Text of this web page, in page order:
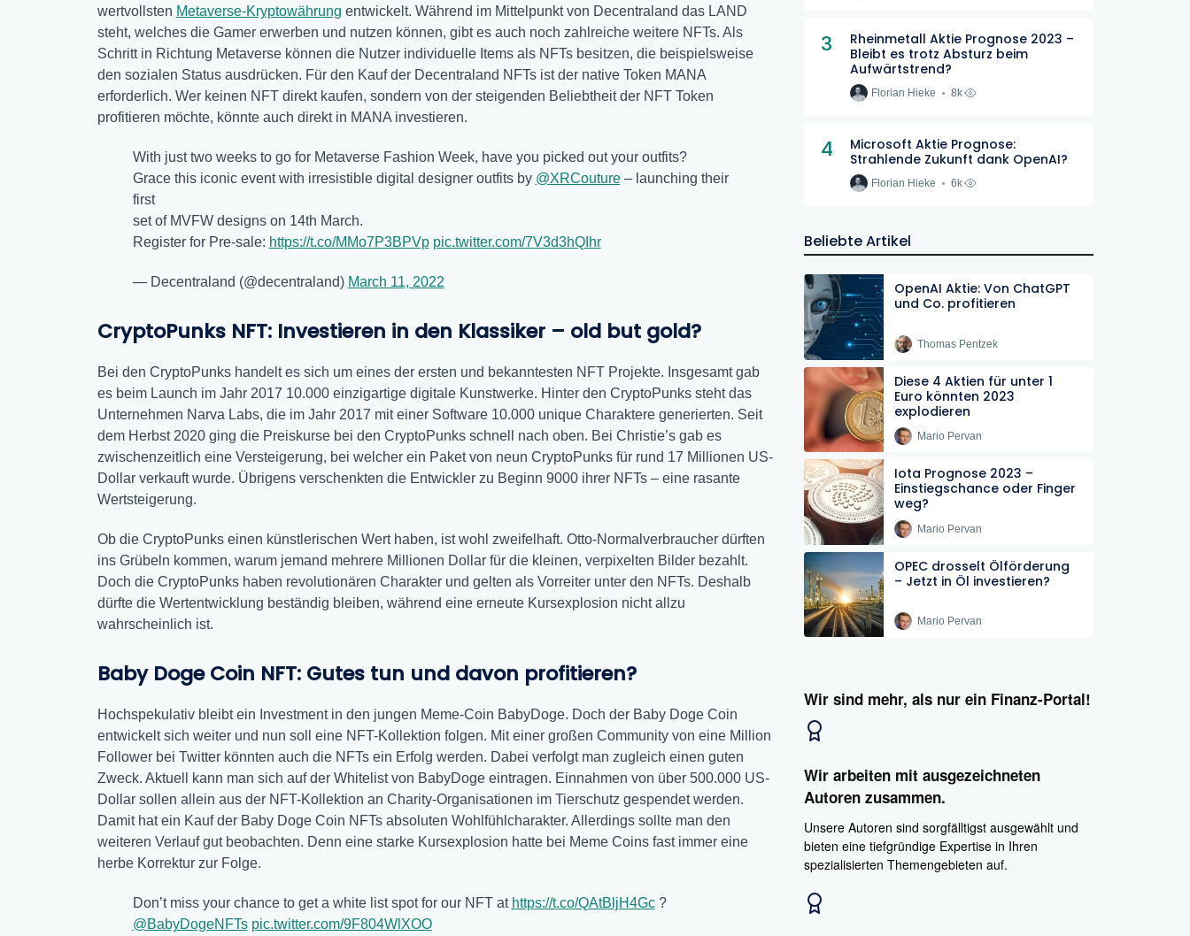
wertvollsten Metaverse-Kryptowährung entwickelt. Während im Mittelpunkt von Decentraland das LAND
steht, welches die Gamer erwerben und nutzen können, gibt es auch noch zahlreiche weitere NFTs. Als
Schritt in Richtung Metaverse können die Nutzer individuelle Items als NFTs besitzen, die beispielsweise
den sozialen Status ausdrücken. Für den Kauf der Decentraland NFTs ist der native Token MANA
erforderlich. Wer keinen NFT direkt kaufen, sondern von der steigenden Beliebtheit der NFT Token
profitieren möchte, könnte auch direkt in MANA investieren.
With just two weeks to go for Metaverse Fashion Week, have you picked out your outfits?
Grace this iconic event with irresistible digital designer outfits by @XRCouture– launching their
first
set of MVFW designs on 14th March.
Register for Pre-sale: https://t.co/MMo7P3BPVp pic.twitter.com/7V3d3hQIhr
— Decentraland (@decentraland) March 11, 2022
CryptoPunks NFT: Investieren in den Klassiker – old but gold?
Bei den CryptoPunks handelt es sich um eines der ersten und bekanntesten NFT Projekte. Insgesamt gab
es beim Launch im Jahr 2017 10.000 einzigartige digitale Kunstwerke. Hinter den CryptoPunks steht das
Unternehmen Narva Labs, die im Jahr 2017 mit einer Software 10.000 unique Charaktere generierten. Seit
dem Herbst 2020 ging die Preiskurse bei den CryptoPunks schnell nach oben. Bei Christie’s gab es
zwischenzeitlich eine Versteigerung, bei welcher ein Paket von neun CryptoPunks für rund 17 Millionen US-
Dollar verkauft wurde. Übrigens verschenkten die Entwickler zu Beginn 9000 ihrer NFTs – eine rasante
Wertsteigerung.
Ob die CryptoPunks einen künstlerischen Wert haben, ist wohl zweifelhaft. Otto-Normalverbraucher dürften
ins Grübeln kommen, warum jemand mehrere Millionen Dollar für die kleinen, verpixelten Bilder bezahlt.
Doch die CryptoPunks haben revolutionären Charakter und gelten als Vorreiter unter den NFTs. Deshalb
dürfte die Wertentwicklung beständig bleiben, während eine erneute Kursexplosion nicht allzu
wahrscheinlich ist.
Baby Doge Coin NFT: Gutes tun und davon profitieren?
Hochspekulativ bleibt ein Investment in den jungen Meme-Coin BabyDoge. Doch der Baby Doge Coin
entwickelt sich weiter und nun soll eine NFT-Kollektion folgen. Mit einer großen Community von eine Million
Follower bei Twitter könnten auch die NFTs ein Erfolg werden. Dabei verfolgt man zugleich einen guten
Zweck. Aktuell kann man sich auf der Whitelist von BabyDoge eintragen. Einnahmen von über 500.000 US-
Dollar sollen allein aus der NFT-Kollektion an Charity-Organisationen im Tierschutz gespendet werden.
Damit hat ein Kauf der Baby Doge Coin NFTs absoluten Wohlfühlcharakter. Allerdings sollte man den
weiteren Verlauf gut beobachten. Denn eine starke Kursexplosion hatte bei Meme Coins fast immer eine
herbe Korrektur zur Folge.
Don’t miss your chance to get a white list spot for our NFT at https://t.co/QAtBljH4Gc?
@BabyDogeNFTs pic.twitter.com/9F804WlXOO
3
Rheinmetall Aktie Prognose 2023 –
Bleibt es trotz Absturz beim
Aufwärtstrend?
Florian Hieke 8k
4
Microsoft Aktie Prognose:
Strahlende Zukunft dank OpenAI?
Florian Hieke 6k
Beliebte Artikel
OpenAI Aktie: Von ChatGPT
und Co. profitieren
Thomas Pentzek
Diese 4 Aktien für unter 1
Euro könnten 2023
explodieren
Mario Pervan
Iota Prognose 2023 –
Einstiegschance oder Finger
weg?
Mario Pervan
OPEC drosselt Ölförderung
– Jetzt in Öl investieren?
Mario Pervan
Wir sind mehr, als nur ein Finanz-Portal!
Wir arbeiten mit ausgezeichneten
Autoren zusammen.
Unsere Autoren sind sorgfälltigst ausgewählt und
bieten eine tiefgründige Expertise in Ihren
spezialisierten Themengebieten auf.